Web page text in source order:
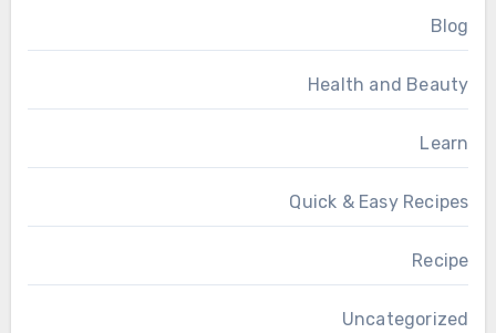
Blog
Health and Beauty
Learn
Quick & Easy Recipes
Recipe
Uncategorized